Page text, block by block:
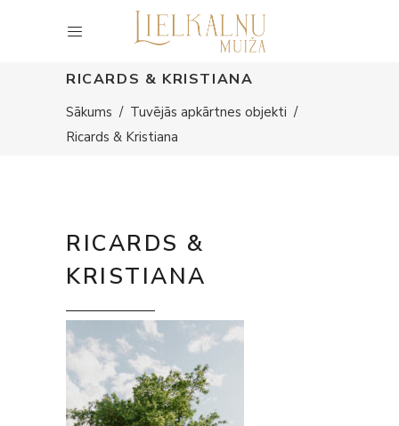
RICARDS & KRISTIANA
Sākums / Tuvējās apkārtnes objekti /
Ricards & Kristiana
RICARDS &
KRISTIANA